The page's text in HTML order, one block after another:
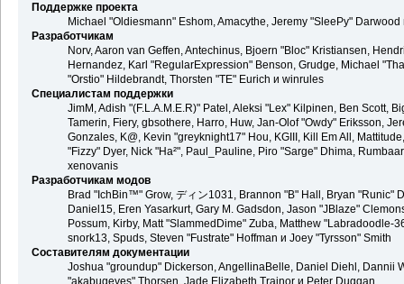
Поддержке проекта
Michael "Oldiesmann" Eshom, Amacythe, Jeremy "SleePy"
Разработчикам
Norv, Aaron van Geffen, Antechinus, Bjoern "Bloc" Kristiansen,
Hernandez, Karl "RegularExpression" Benson, Grudge, Michael
"Orstio" Hildebrandt, Thorsten "TE" Eurich и winrules
Специалистам поддержки
JimM, Adish "(F.L.A.M.E.R)" Patel, Aleksi "Lex" Kilpinen, Ben Scott,
Tamerin, Fiery, gbsothere, Harro, Huw, Jan-Olof "Owdy" Eriksson,
Gonzales, K@, Kevin "greyknight17" Hou, KGIII, Kill Em All,
"Fizzy" Dyer, Nick "Ha²", Paul_Pauline, Piro "Sarge" Dhima,
xenovanis
Разработчикам модов
Brad "IchBin™" Grow, ディン1031, Brannon "B" Hall, Bryan "Runic"
Daniel15, Eren Yasarkurt, Gary M. Gadsdon, Jason "JBlaze"
Possum, Kirby, Matt "SlammedDime" Zuba, Matthew "Labradoodle-
snork13, Spuds, Steven "Fustrate" Hoffman и Joey "Tyrsson" Smith
Составителям документации
Joshua "groundup" Dickerson, AngellinaBelle, Daniel Diehl, Dannii